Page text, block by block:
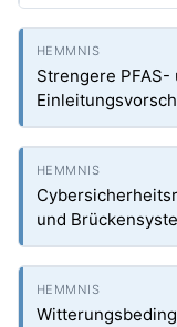
Strengere
und